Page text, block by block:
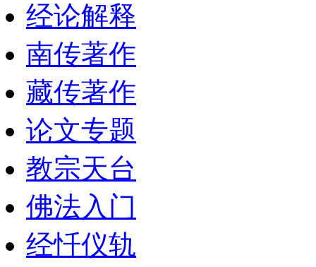
经论解释
南传著作
藏传著作
论文专题
教宗天台
佛法入门
经忏仪轨